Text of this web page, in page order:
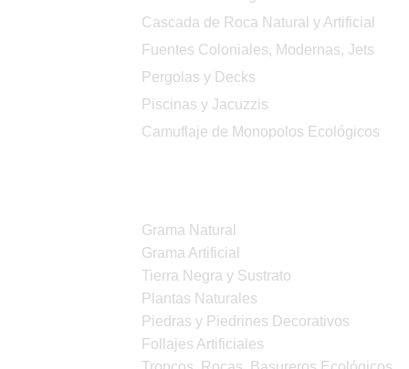
Cascada de Roca Natural y Artificial
Fuentes Coloniales, Modernas, Jets
Pergolas y Decks
Piscinas y Jacuzzis
Camuflaje de Monopolos Ecológicos
Grama Natural
Grama Artificial
Tierra Negra y Sustrato
Plantas Naturales
Piedras y Piedrines Decorativos
Follajes Artificiales